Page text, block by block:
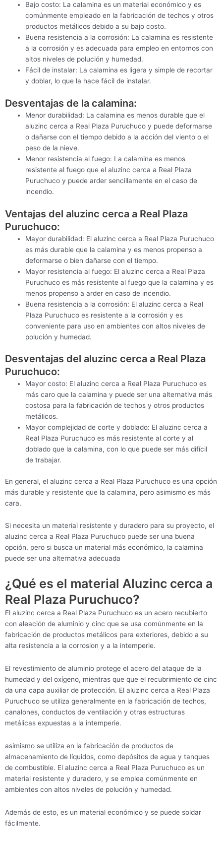
Bajo costo: La calamina es un material económico y es
comúnmente empleado en la fabricación de techos y otros
productos metálicos debido a su bajo costo.
Buena resistencia a la corrosión: La calamina es resistente
a la corrosión y es adecuada para empleo en entornos con
altos niveles de polución y humedad.
Fácil de instalar: La calamina es ligera y simple de recortar
y doblar, lo que la hace fácil de instalar.
Desventajas de la calamina:
Menor durabilidad: La calamina es menos durable que el
aluzinc cerca a Real Plaza Puruchuco y puede deformarse
o dañarse con el tiempo debido a la acción del viento o el
peso de la nieve.
Menor resistencia al fuego: La calamina es menos
resistente al fuego que el aluzinc cerca a Real Plaza
Puruchuco y puede arder sencillamente en el caso de
incendio.
Ventajas del aluzinc cerca a Real Plaza
Puruchuco:
Mayor durabilidad: El aluzinc cerca a Real Plaza Puruchuco
es más durable que la calamina y es menos propenso a
deformarse o bien dañarse con el tiempo.
Mayor resistencia al fuego: El aluzinc cerca a Real Plaza
Puruchuco es más resistente al fuego que la calamina y es
menos propenso a arder en caso de incendio.
Buena resistencia a la corrosión: El aluzinc cerca a Real
Plaza Puruchuco es resistente a la corrosión y es
conveniente para uso en ambientes con altos niveles de
polución y humedad.
Desventajas del aluzinc cerca a Real Plaza
Puruchuco:
Mayor costo: El aluzinc cerca a Real Plaza Puruchuco es
más caro que la calamina y puede ser una alternativa más
costosa para la fabricación de techos y otros productos
metálicos.
Mayor complejidad de corte y doblado: El aluzinc cerca a
Real Plaza Puruchuco es más resistente al corte y al
doblado que la calamina, con lo que puede ser más difícil
de trabajar.
En general, el aluzinc cerca a Real Plaza Puruchuco es una opción
más durable y resistente que la calamina, pero asimismo es más
cara.
Si necesita un material resistente y duradero para su proyecto, el
aluzinc cerca a Real Plaza Puruchuco puede ser una buena
opción, pero si busca un material más económico, la calamina
puede ser una alternativa adecuada
¿Qué es el material Aluzinc cerca a
Real Plaza Puruchuco?
El aluzinc cerca a Real Plaza Puruchuco es un acero recubierto
con aleación de aluminio y cinc que se usa comúnmente en la
fabricación de productos metálicos para exteriores, debido a su
alta resistencia a la corrosion y a la intemperie.
El revestimiento de aluminio protege el acero del ataque de la
humedad y del oxígeno, mientras que que el recubrimiento de cinc
da una capa auxiliar de protección. El aluzinc cerca a Real Plaza
Puruchuco se utiliza generalmente en la fabricación de techos,
canalones, conductos de ventilación y otras estructuras
metálicas expuestas a la intemperie.
asimismo se utiliza en la fabricación de productos de
almacenamiento de líquidos, como depósitos de agua y tanques
de combustible. El aluzinc cerca a Real Plaza Puruchuco es un
material resistente y duradero, y se emplea comúnmente en
ambientes con altos niveles de polución y humedad.
Además de esto, es un material económico y se puede soldar
fácilmente.